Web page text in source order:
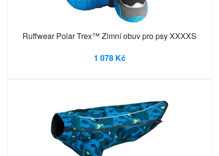
Ruffwear Polar Trex™ Zimní obuv pro psy XXXXS
1 078 Kč